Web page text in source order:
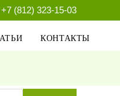
+7 (812) 323-15-03
КОНТАКТЫ